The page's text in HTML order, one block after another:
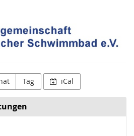
Tag iCal